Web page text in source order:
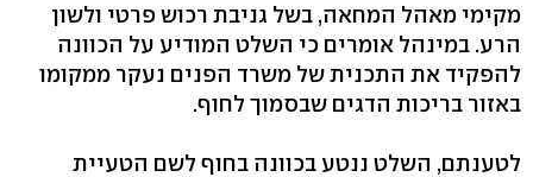
מקימי מאהל המחאה, בשל גניבת רכוש פרטי ולשון
הרע. במינהל אומרים כי השלט המודיע על הכוונה
להפקיד את התכנית של משרד הפנים נעקר ממקומו
באזור בריכות הדגים שבסמוך לחוף.
לטענתם, השלט ננטע בכוונה בחוף לשם הטעיית